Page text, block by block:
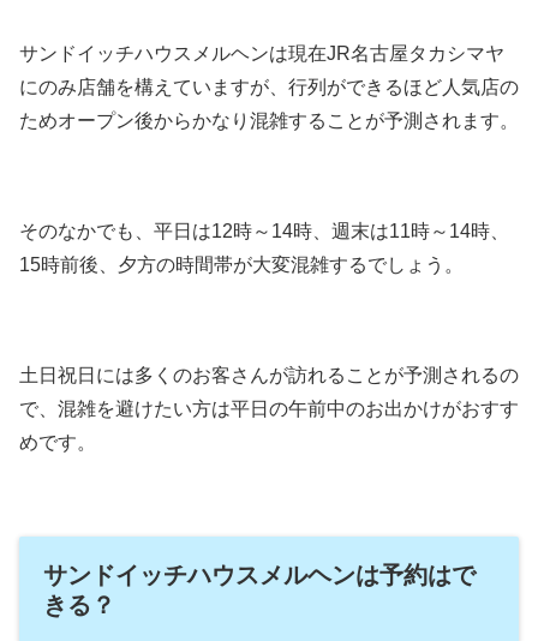
サンドイッチハウスメルヘンは現在JR名古屋タカシマヤ
にのみ店舗を構えていますが、行列ができるほど人気店の
ためオープン後からかなり混雑することが予測されます。
そのなかでも、平日は12時～14時、週末は11時～14時、
15時前後、夕方の時間帯が大変混雑するでしょう。
土日祝日には多くのお客さんが訪れることが予測されるの
で、混雑を避けたい方は平日の午前中のお出かけがおすす
めです。
サンドイッチハウスメルヘンは予約はで
きる？